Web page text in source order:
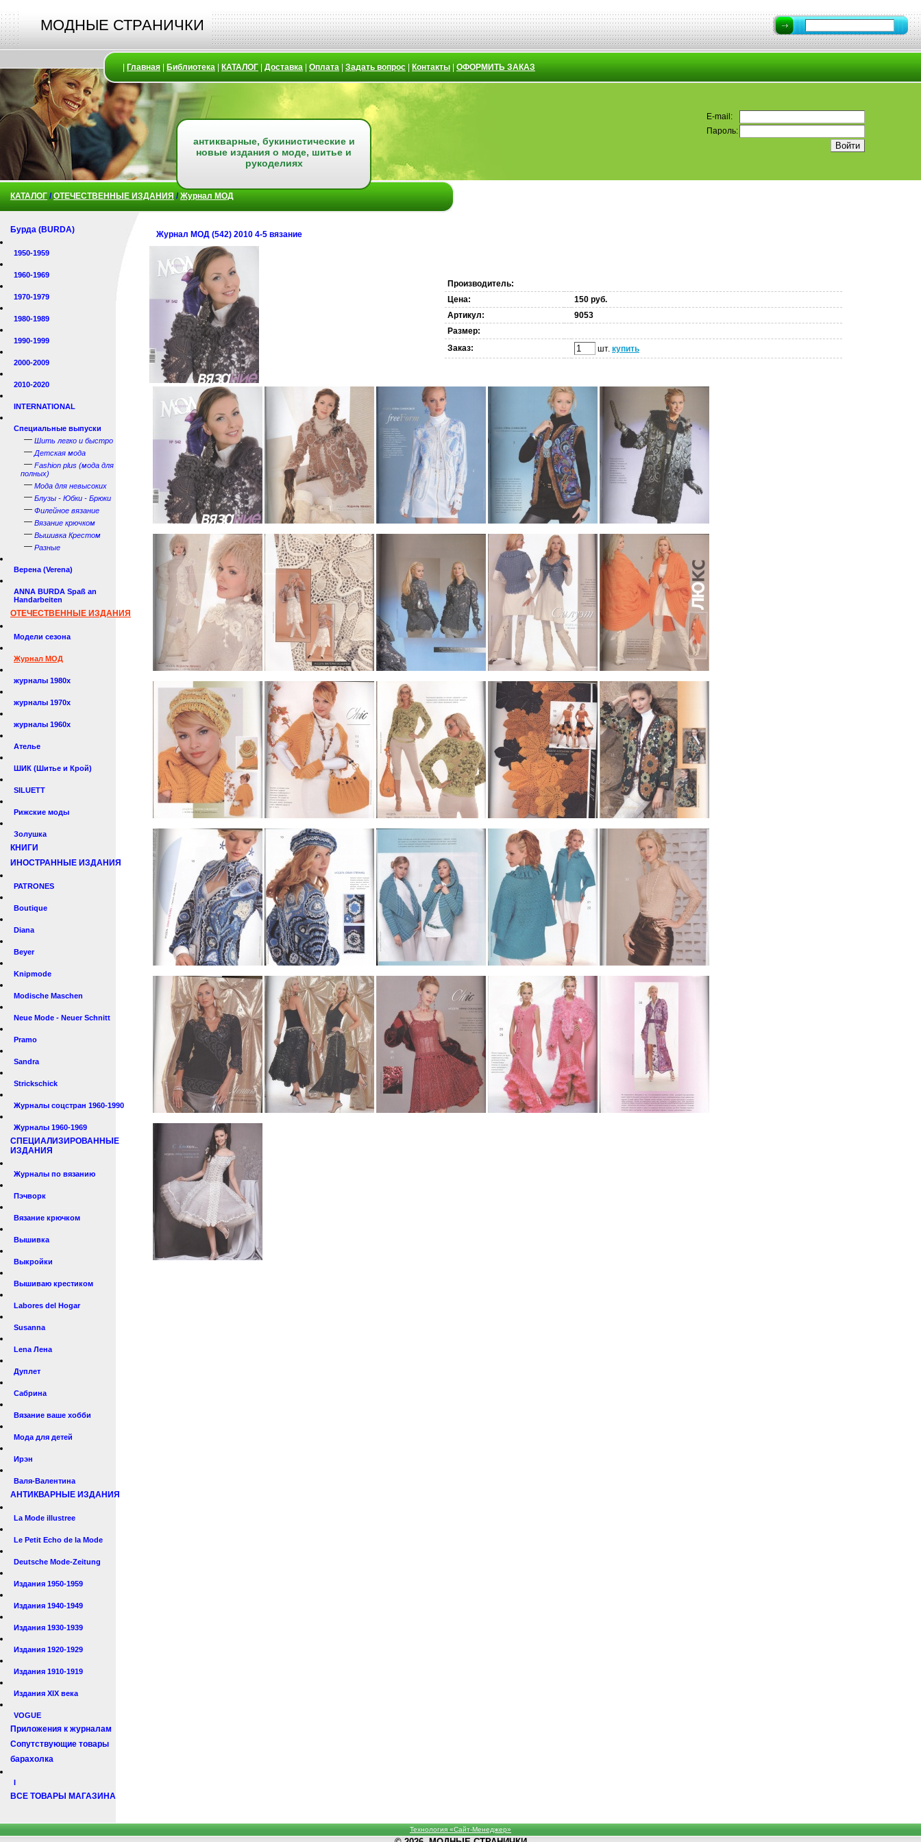
МОДНЫЕ СТРАНИЧКИ
Главная Библиотека КАТАЛОГ Доставка Оплата Задать вопрос Контакты ОФОРМИТЬ ЗАКАЗ
антикварные, букинистические и
новые издания о моде, шитье и
рукоделиях
E-mail:
Пароль:
КАТАЛОГ /ОТЕЧЕСТВЕННЫЕ ИЗДАНИЯ /Журнал МОД
Бурда (BURDA)
1950-1959
1960-1969
1970-1979
1980-1989
1990-1999
2000-2009
2010-2020
INTERNATIONAL
Специальные выпуски
— Шить легко и быстро
— Детская мода
— Fashion plus (мода для
полных)
— Мода для невысоких
— Блузы - Юбки - Брюки
— Филейное вязание
— Вязание крючком
— Вышивка Крестом
— Разные
Верена (Verena)
ANNA BURDA Spaß an
Handarbeiten
ОТЕЧЕСТВЕННЫЕ ИЗДАНИЯ
Модели сезона
Журнал МОД
журналы 1980х
журналы 1970х
журналы 1960х
Ателье
ШИК (Шитье и Крой)
SILUETT
Рижские моды
Золушка
КНИГИ
ИНОСТРАННЫЕ ИЗДАНИЯ
PATRONES
Boutique
Diana
Beyer
Knipmode
Modische Maschen
Neue Mode - Neuer Schnitt
Pramo
Sandra
Strickschick
Журналы соцстран 1960-1990
Журналы 1960-1969
СПЕЦИАЛИЗИРОВАННЫЕ
ИЗДАНИЯ
Журналы по вязанию
Пэчворк
Вязание крючком
Вышивка
Выкройки
Вышиваю крестиком
Labores del Hogar
Susanna
Lena Лена
Дуплет
Сабрина
Вязание ваше хобби
Мода для детей
Ирэн
Валя-Валентина
АНТИКВАРНЫЕ ИЗДАНИЯ
La Mode illustree
Le Petit Echo de la Mode
Deutsche Mode-Zeitung
Издания 1950-1959
Издания 1940-1949
Издания 1930-1939
Издания 1920-1929
Издания 1910-1919
Издания XIX века
VOGUE
Приложения к журналам
Сопутствующие товары
барахолка
I
ВСЕ ТОВАРЫ МАГАЗИНА
Журнал МОД (542) 2010 4-5 вязание
Производитель:
Цена:
150 руб.
Артикул:
9053
Размер:
Заказ:
шт. купить
Технология «Сайт-Менеджер»